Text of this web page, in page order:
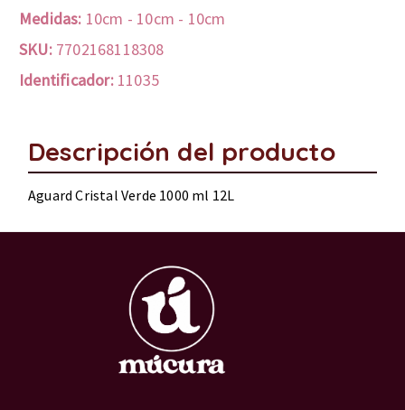
Medidas: 10cm - 10cm - 10cm
SKU: 7702168118308
Identificador: 11035
Descripción del producto
Aguard Cristal Verde 1000 ml 12L